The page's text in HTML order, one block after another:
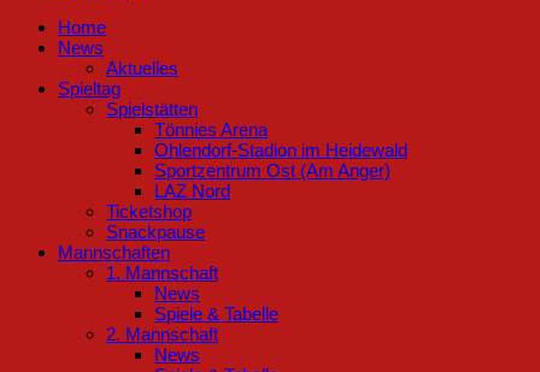
Home
News
Aktuelles
Spieltag
Spielstätten
Tönnies Arena
Ohlendorf-Stadion im Heidewald
Sportzentrum Ost (Am Anger)
LAZ Nord
Ticketshop
Snackpause
Mannschaften
1. Mannschaft
News
Spiele & Tabelle
2. Mannschaft
News